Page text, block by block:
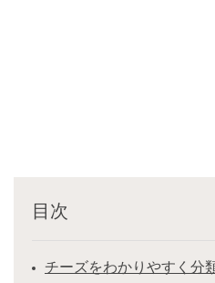
目次
チーズをわかりやすく分